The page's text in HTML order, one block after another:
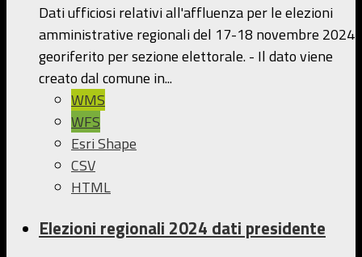
Dati ufficiosi relativi all'affluenza per le elezioni
amministrative regionali del 17-18 novembre 2024
georiferito per sezione elettorale. - Il dato viene
creato dal comune in...
WMS
WFS
Esri Shape
CSV
HTML
Elezioni regionali 2024 dati presidente